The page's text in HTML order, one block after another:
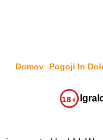
Domov Pogoji In